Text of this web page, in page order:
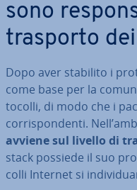
sono
trasporto
Dopo aver stabilito i
come base per la
to­col­li, di modo che i
cor­ri­spon­den­ti.
avviene sul livello di
stack possiede il suo
col­li Internet si